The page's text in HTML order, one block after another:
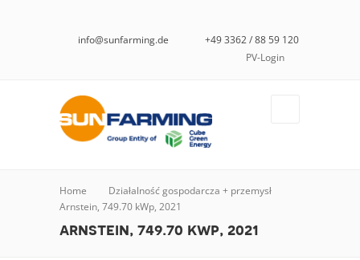
info@sunfarming.de
+49 3362 / 88 59 120
PV-Login
Home
Działalność gospodarcza + przemysł
Arnstein, 749.70 kWp, 2021
arnstein, 749.70 kwp, 2021